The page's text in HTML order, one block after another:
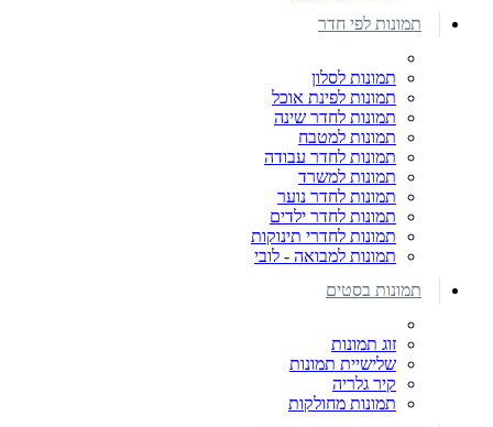
תמונות לפי חדר
תמונות לסלון
תמונות לפינת אוכל
תמונות לחדר שינה
תמונות למטבח
תמונות לחדר עבודה
תמונות למשרד
תמונות לחדר נוער
תמונות לחדר ילדים
תמונות לחדרי תינוקות
תמונות למבואה - לובי
תמונות בסטים
זוג תמונות
שלישיית תמונות
קיר גלריה
תמונות מחולקות